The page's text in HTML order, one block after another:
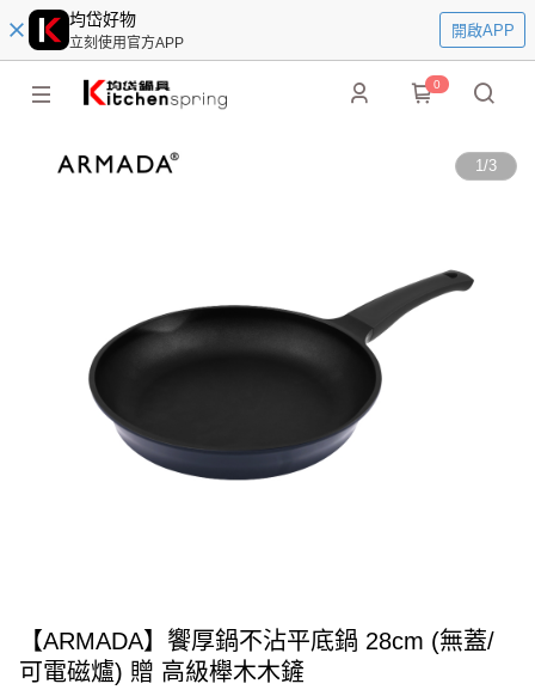
均岱好物
立刻使用官方APP
開啟APP
0
1/3
【ARMADA】饗厚鍋不沾平底鍋 28cm (無蓋/
可電磁爐) 贈 高級櫸木木鏟